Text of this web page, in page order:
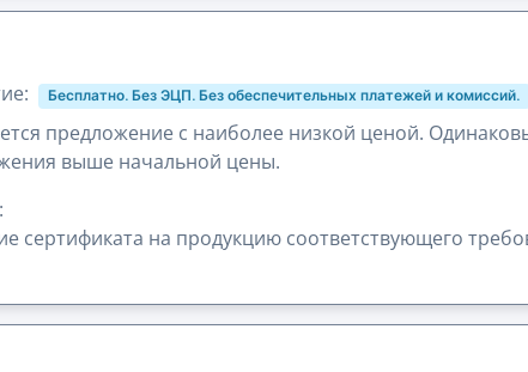
Бесплатно. Без ЭЦП. Без обеспечительных платежей и комиссий.
предложение с наиболее низкой ценой.
выше начальной цены.
сертификата на продукцию соответствующего